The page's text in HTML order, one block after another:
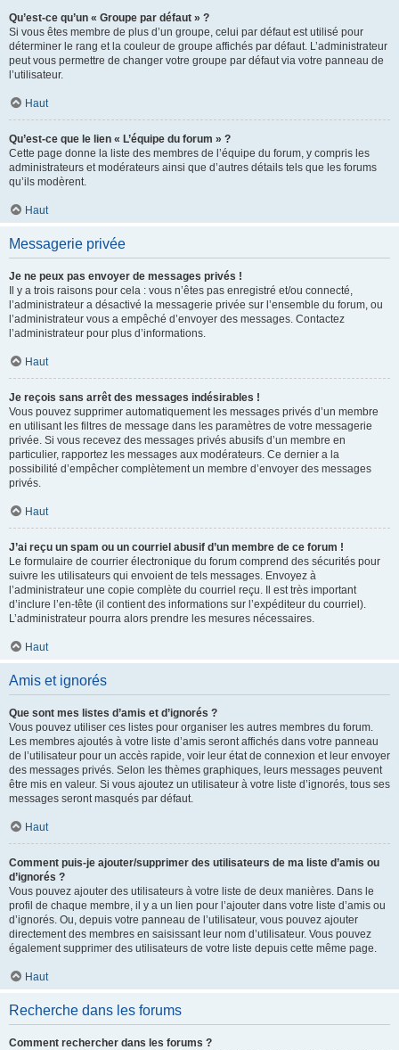
Qu’est-ce qu’un « Groupe par défaut » ?
Si vous êtes membre de plus d’un groupe, celui par défaut est utilisé pour
déterminer le rang et la couleur de groupe affichés par défaut. L’administrateur
peut vous permettre de changer votre groupe par défaut via votre panneau de
l’utilisateur.
Haut
Qu’est-ce que le lien « L’équipe du forum » ?
Cette page donne la liste des membres de l’équipe du forum, y compris les
administrateurs et modérateurs ainsi que d’autres détails tels que les forums
qu’ils modèrent.
Haut
Messagerie privée
Je ne peux pas envoyer de messages privés !
Il y a trois raisons pour cela : vous n’êtes pas enregistré et/ou connecté,
l’administrateur a désactivé la messagerie privée sur l’ensemble du forum, ou
l’administrateur vous a empêché d’envoyer des messages. Contactez
l’administrateur pour plus d’informations.
Haut
Je reçois sans arrêt des messages indésirables !
Vous pouvez supprimer automatiquement les messages privés d’un membre
en utilisant les filtres de message dans les paramètres de votre messagerie
privée. Si vous recevez des messages privés abusifs d’un membre en
particulier, rapportez les messages aux modérateurs. Ce dernier a la
possibilité d’empêcher complètement un membre d’envoyer des messages
privés.
Haut
J’ai reçu un spam ou un courriel abusif d’un membre de ce forum !
Le formulaire de courrier électronique du forum comprend des sécurités pour
suivre les utilisateurs qui envoient de tels messages. Envoyez à
l’administrateur une copie complète du courriel reçu. Il est très important
d’inclure l’en-tête (il contient des informations sur l’expéditeur du courriel).
L’administrateur pourra alors prendre les mesures nécessaires.
Haut
Amis et ignorés
Que sont mes listes d’amis et d’ignorés ?
Vous pouvez utiliser ces listes pour organiser les autres membres du forum.
Les membres ajoutés à votre liste d’amis seront affichés dans votre panneau
de l’utilisateur pour un accès rapide, voir leur état de connexion et leur envoyer
des messages privés. Selon les thèmes graphiques, leurs messages peuvent
être mis en valeur. Si vous ajoutez un utilisateur à votre liste d’ignorés, tous ses
messages seront masqués par défaut.
Haut
Comment puis-je ajouter/supprimer des utilisateurs de ma liste d’amis ou
d’ignorés ?
Vous pouvez ajouter des utilisateurs à votre liste de deux manières. Dans le
profil de chaque membre, il y a un lien pour l’ajouter dans votre liste d’amis ou
d’ignorés. Ou, depuis votre panneau de l’utilisateur, vous pouvez ajouter
directement des membres en saisissant leur nom d’utilisateur. Vous pouvez
également supprimer des utilisateurs de votre liste depuis cette même page.
Haut
Recherche dans les forums
Comment rechercher dans les forums ?